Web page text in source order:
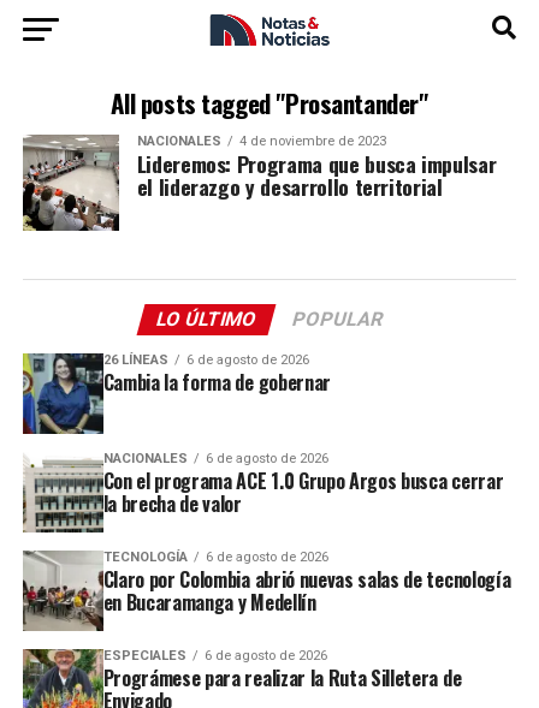
All posts tagged "Prosantander"
NACIONALES 4 de noviembre de 2023
Lideremos: Programa que busca impulsar
el liderazgo y desarrollo territorial
LO ÚLTIMO POPULAR
26 LÍNEAS 6 de agosto de 2026
Cambia la forma de gobernar
NACIONALES 6 de agosto de 2026
Con el programa ACE 1.0 Grupo Argos busca cerrar
la brecha de valor
TECNOLOGÍA 6 de agosto de 2026
Claro por Colombia abrió nuevas salas de tecnología
en Bucaramanga y Medellín
ESPECIALES 6 de agosto de 2026
Prográmese para realizar la Ruta Silletera de
Envigado